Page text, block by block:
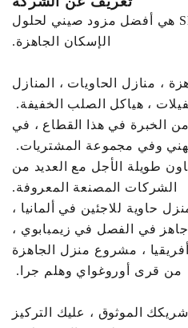
شركة Shandong Heya هي أفضل مزود صيني لحلول
الإسكان الجاهزة.
، منازل الحاويات ، المنازل
، هياكل الصلب الخفيفة.
من 10 سنوات من الخبرة في هذا القطاع ، في
وفي مجموعة المشتريات.
طويلة الأجل مع العديد من
الشركات المصنعة المعروفة.
حاوية للاجئين في ألمانيا ،
في الفصل في زيمبابوي ،
، مشروع منزل الجاهزة
من قرى أوروغواي وهلم جرا.
الموثوق ، عليك التركيز